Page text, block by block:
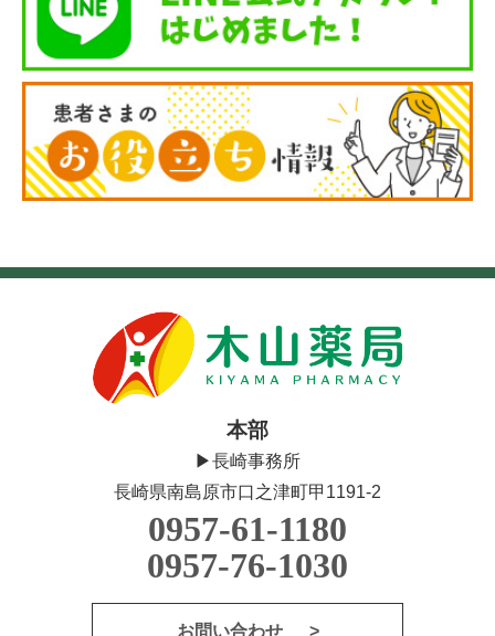
本部
▶長崎事務所
長崎県南島原市口之津町甲1191-2
0957-61-1180
0957-76-1030
お問い合わせ